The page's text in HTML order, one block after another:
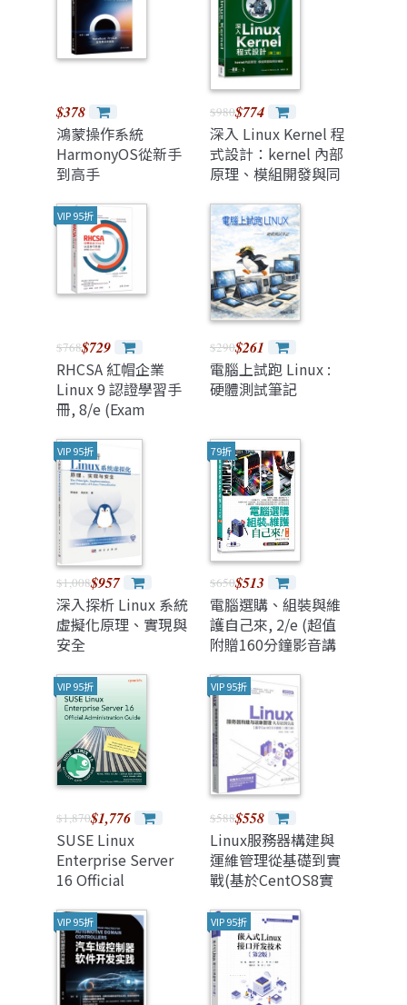
$378
鴻蒙操作系統
HarmonyOS從新手
到高手
$980$774
深入 Linux Kernel 程
式設計：kernel 內部
原理、模組開發與同
Kernel
Programming : A
comprehensive and
practical guide to
kernel internals,
writing modules,
synchronization,
2/e)
VIP 95折
$768$729
RHCSA 紅帽企業
Linux 9 認證學習手
冊, 8/e (Exam
$290$261
電腦上試跑 Linux :
硬體測試筆記
VIP 95折
$1,008$957
深入探析 Linux 系統
虛擬化原理、實現與
安全
79折
$650$513
電腦選購、組裝與維
護自己來, 2/e (超值
附贈160分鐘影音講
VIP 95折
$1,870$1,776
SUSE Linux
Enterprise Server
16 Official
Guide: Master SLES
16 system
administration,
security, and
automation for the
VIP 95折
$588$558
Linux服務器構建與
運維管理從基礎到實
戰(基於CentOS8實
VIP 95折 VIP 95折